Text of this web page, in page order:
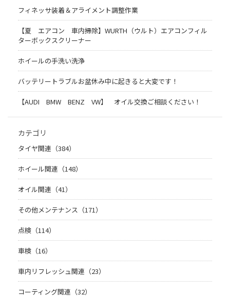
フィネッサ装着＆アライメント調整作業
【夏 エアコン 車内掃除】WURTH（ウルト）エアコンフィル
ターボックスクリーナー
ホイールの手洗い洗浄
バッテリートラブルお盆休み中に起きると大変です！
【AUDI BMW BENZ VW】 オイル交換ご相談ください！
カテゴリ
タイヤ関連（384）
ホイール関連（148）
オイル関連（41）
その他メンテナンス（171）
点検（114）
車検（16）
車内リフレッシュ関連（23）
コーティング関連（32）